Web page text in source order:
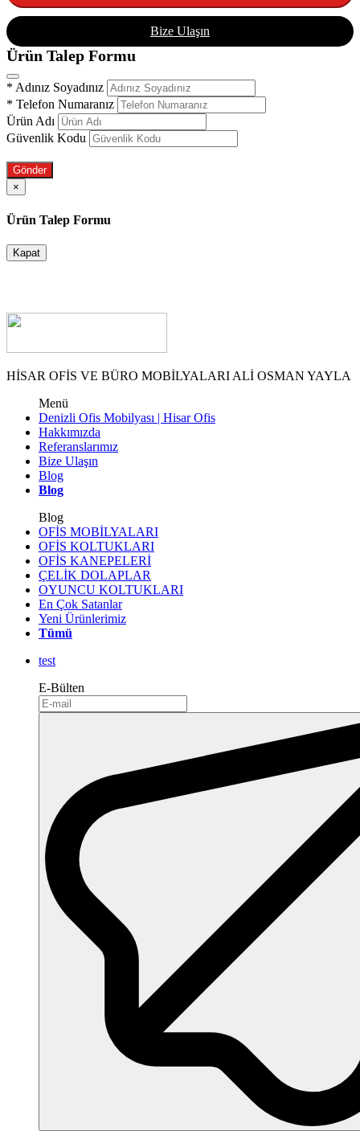
Bize Ulaşın
Ürün Talep Formu
* Adınız Soyadınız
* Telefon Numaranız
Ürün Adı
Güvenlik Kodu
Gönder
×
Ürün Talep Formu
Kapat
HİSAR OFİS VE BÜRO MOBİLYALARI ALİ OSMAN YAYLA
Menü
Denizli Ofis Mobilyası | Hisar Ofis
Hakkımızda
Referanslarımız
Bize Ulaşın
Blog
Blog
Blog
OFİS MOBİLYALARI
OFİS KOLTUKLARI
OFİS KANEPELERİ
ÇELİK DOLAPLAR
OYUNCU KOLTUKLARI
En Çok Satanlar
Yeni Ürünlerimiz
Tümü
test
E-Bülten